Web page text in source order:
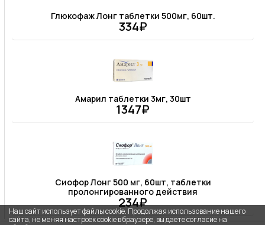
Глюкофаж Лонг таблетки 500мг, 60шт.
334₽
Амарил таблетки 3мг, 30шт
1347₽
Сиофор Лонг 500 мг, 60шт, таблетки
пролонгированного действия
234₽
Наш сайт использует файлы cookie. Продолжая использование нашего
сайта, не меняя настроек cookie в браузере, вы даете согласие на